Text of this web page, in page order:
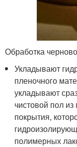
Обработка
Укладывают
пленочного
укладывают
чистовой пол
покрытия,
полимерных